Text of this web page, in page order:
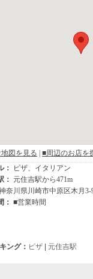
ング： ピザ 元住吉駅